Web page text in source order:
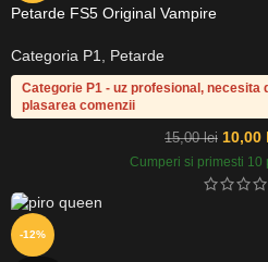
Petarde FS5 Original Vampire
Categoria P1, Petarde
Categorie P1 - uz profesional, necesita
plasarea comenzii
15,00lei 10,00
Cumperi si primesti 10
-12%